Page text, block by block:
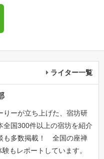
ライター一覧
りーが立ち上げた、宿坊研
全国300件以上の宿坊を紹介
も多数掲載！ 全国の座禅
もレポートしています。